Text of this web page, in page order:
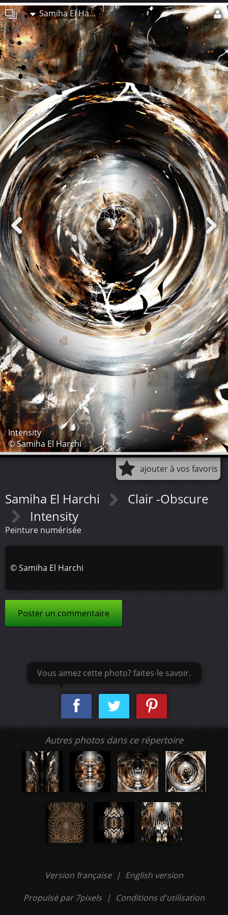
Samiha El Harchi
Intensity
© Samiha El Harchi
ajouter à vos favoris
Samiha El Harchi
Clair -Obscure
Intensity
Peinture numérisée
©Samiha El Harchi
Poster un commentaire
Vous aimez cette photo? faites-le savoir.
Autres photos dans ce répertoire
Version française | English version
Propulsé par 7pixels | Conditions d'utilisation